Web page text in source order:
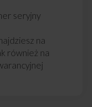
seryjny
na
również na